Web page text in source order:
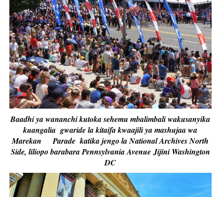
Baadhi ya wananchi kutoka sehemu mbalimbali wakusanyika
kuangalia gwaride la kitaifa kwaajili ya mashujaa wa
Marekan Parade katika jengo la National Archives North
Side, liliopo barabara Pennsylvania Avenue Jijini Washington
DC